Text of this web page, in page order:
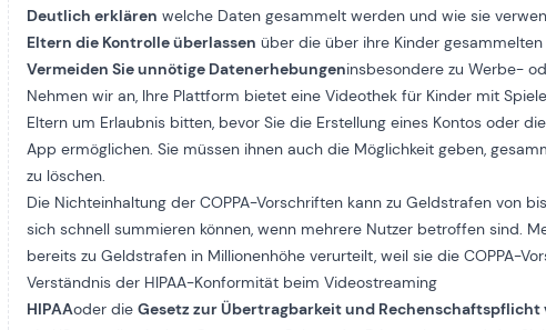
Deutlich erklären welche Daten gesammelt werden und wie sie
Eltern die Kontrolle überlassen über die über ihre Kinder
Vermeiden Sie unnötige Datenerhebungeninsbesondere zu Werbe-
Nehmen wir an, Ihre Plattform bietet eine Videothek für Kinder mit
Eltern um Erlaubnis bitten, bevor Sie die Erstellung eines Kontos oder
App ermöglichen. Sie müssen ihnen auch die Möglichkeit geben,
zu löschen.
Die Nichteinhaltung der COPPA-Vorschriften kann zu Geldstrafen von
sich schnell summieren können, wenn mehrere Nutzer betroffen sind.
bereits zu Geldstrafen in Millionenhöhe verurteilt, weil sie die COPPA-
Verständnis der HIPAA-Konformität beim Videostreaming
HIPAAoder dieGesetz zur Übertragbarkeit und